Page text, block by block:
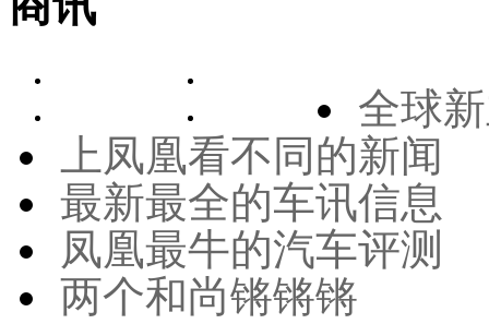
全球
上凤凰看不同的新闻
最新最全的车讯信息
凤凰最牛的汽车评测
两个和尚锵锵锵